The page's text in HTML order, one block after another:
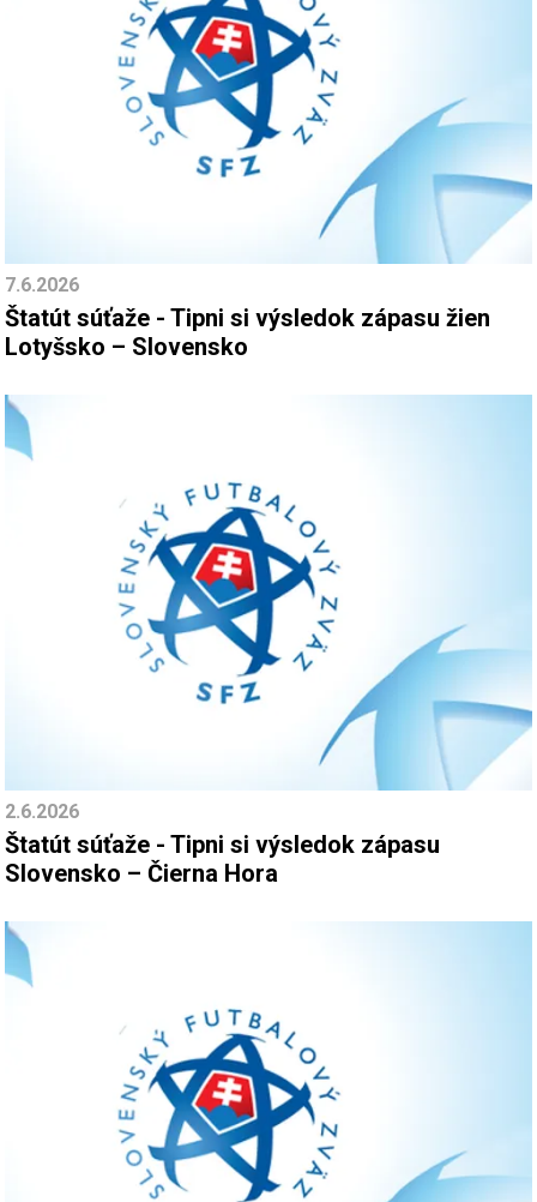
7.6.2026
Štatút súťaže - Tipni si výsledok zápasu žien
Lotyšsko – Slovensko
2.6.2026
Štatút súťaže - Tipni si výsledok zápasu
Slovensko – Čierna Hora